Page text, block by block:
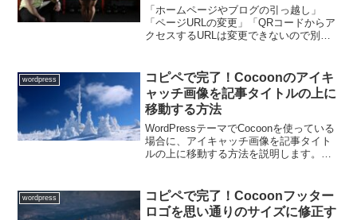
「ホームページやブログの引っ越し」
「ページURLの変更」「QRコードからア
クセスするURLは変更できないので別ペ
です。転送の目的と種類を決める最初に
転送の目的を決めま...
wordpress
コピペで完了！Cocoonのアイキ
ャッチ画像を記事タイトルの上に
移動する方法
WordPressテーマでCocoonを使っている
場合に、アイキャッチ画像を記事タイト
ルの上に移動する方法を説明します。手
ー】→【style.css】をクリックす...
wordpress
コピペで完了！Cocoonフッター
ロゴを思い通りのサイズに修正す